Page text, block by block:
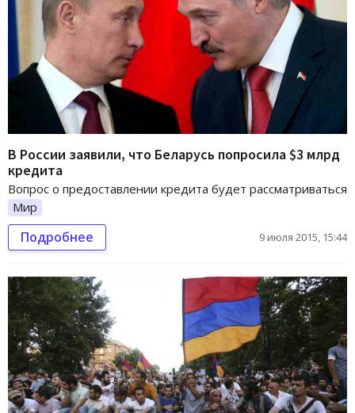
В России заявили, что Беларусь попросила $3 млрд
кредита
Вопрос о предоставлении кредита будет рассматриваться
Мир
Подробнее 9 июля 2015, 15:44